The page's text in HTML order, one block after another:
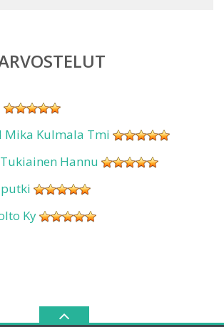
Mika Kulmala Tmi
Hannu
Ky